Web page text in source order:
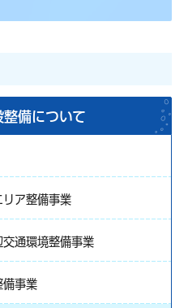
備について
ア整備事業
通環境整備事業
備事業